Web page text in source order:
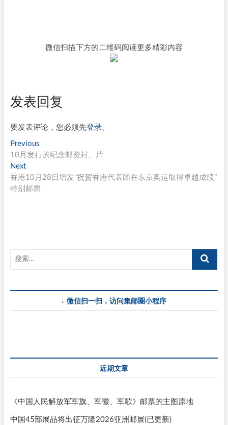
微信扫描下方的二维码阅读更多精彩内容
发表回复
要发表评论，您必须先登录。
文
章
导
航
PreviousPrevious
post:
10月发行的纪念邮资封、片
NextNext
post:
香港10月28日增发“祝贺香港代表团在东京奥运取得卓越成绩”
特别邮票
↓ 微信扫一扫，访问集邮圈小程序
近期文章
《中国人民解放军军旗、军徽、军歌》邮票的主图原地
中国45部展品将出征万隆2026亚洲邮展(已更新)